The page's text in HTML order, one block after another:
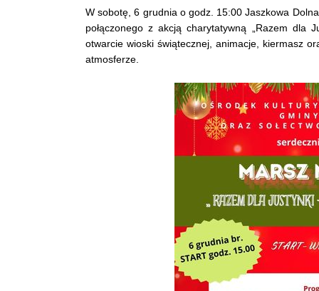
W sobotę, 6 grudnia o godz. 15:00 Jaszkowa
połączonego z akcją charytatywną „Razem dla
otwarcie wioski świątecznej, animacje, kiermasz
atmosferze.